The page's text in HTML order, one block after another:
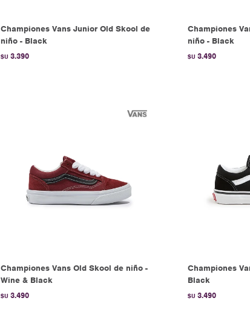
Championes Vans Junior Old Skool de
niño - Black
$U 3.390
Championes
niño - Black
$U 3.490
Championes Vans Old Skool de niño -
Wine & Black
$U 3.490
Championes
Black
$U 3.490